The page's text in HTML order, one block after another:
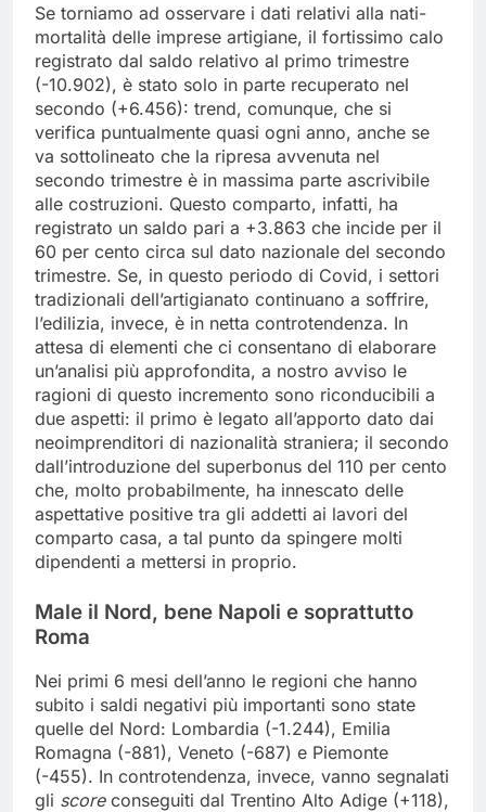
Se torniamo ad osservare i dati relativi alla nati-
mortalità delle imprese artigiane, il fortissimo calo
registrato dal saldo relativo al primo trimestre
(-10.902), è stato solo in parte recuperato nel
secondo (+6.456): trend, comunque, che si
verifica puntualmente quasi ogni anno, anche se
va sottolineato che la ripresa avvenuta nel
secondo trimestre è in massima parte ascrivibile
alle costruzioni. Questo comparto, infatti, ha
registrato un saldo pari a +3.863 che incide per il
60 per cento circa sul dato nazionale del secondo
trimestre. Se, in questo periodo di Covid, i settori
tradizionali dell’artigianato continuano a soffrire,
l’edilizia, invece, è in netta controtendenza. In
attesa di elementi che ci consentano di elaborare
un’analisi più approfondita, a nostro avviso le
ragioni di questo incremento sono riconducibili a
due aspetti: il primo è legato all’apporto dato dai
neoimprenditori di nazionalità straniera; il secondo
dall’introduzione del superbonus del 110 per cento
che, molto probabilmente, ha innescato delle
aspettative positive tra gli addetti ai lavori del
comparto casa, a tal punto da spingere molti
dipendenti a mettersi in proprio.
Male il Nord, bene Napoli e soprattutto
Roma
Nei primi 6 mesi dell’anno le regioni che hanno
subito i saldi negativi più importanti sono state
quelle del Nord: Lombardia (-1.244), Emilia
Romagna (-881), Veneto (-687) e Piemonte
(-455). In controtendenza, invece, vanno segnalati
gli score conseguiti dal Trentino Alto Adige (+118),